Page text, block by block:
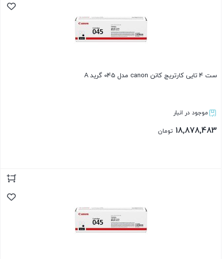
ست 4 تایی کارتریج کانن canon مدل 045 گرید A
موجود در انبار
18,878,483 تومان